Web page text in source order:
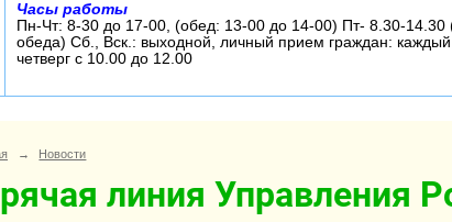
Часы работы
Пн-Чт: 8-30 до 17-00, (обед: 13-00 до 14-00) Пт- 8.30-14.30
обеда) Сб., Вск.: выходной, личный прием граждан: каждый
четверг с 10.00 до 12.00
→ Новости
линия Управления